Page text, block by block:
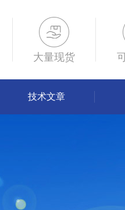
大量现货
技术文章